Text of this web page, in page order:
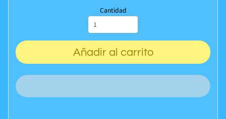
Cantidad
Añadir al carrito